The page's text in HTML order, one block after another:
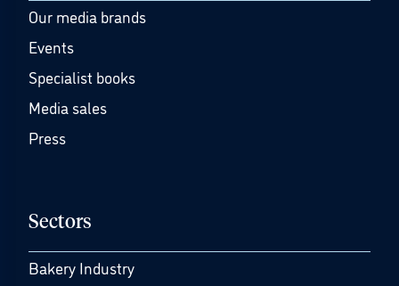
Our media brands
Events
Specialist books
Media sales
Press
Sectors
Bakery Industry